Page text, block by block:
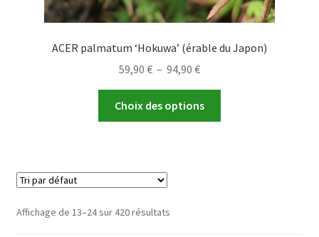
ACER palmatum ‘Hokuwa’ (érable du Japon)
59,90 € – 94,90 €Plage
de
prix :
59,90 €
Choix des options
Affichage de 13–24 sur 420 résultats